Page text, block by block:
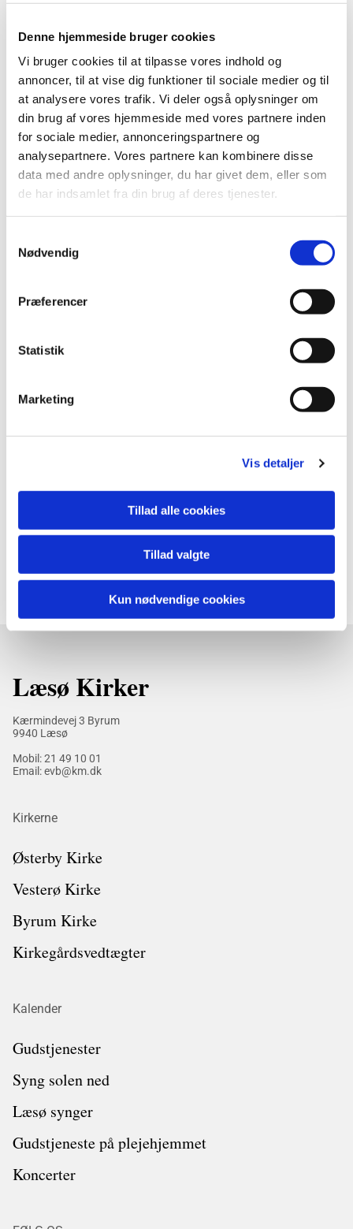
Denne hjemmeside bruger cookies
Vi bruger cookies til at tilpasse vores indhold og
annoncer, til at vise dig funktioner til sociale medier og til
at analysere vores trafik. Vi deler også oplysninger om
din brug af vores hjemmeside med vores partnere inden
for sociale medier, annonceringspartnere og
analysepartnere. Vores partnere kan kombinere disse
data med andre oplysninger, du har givet dem, eller som
de har indsamlet fra din brug af deres tjenester.
Nødvendig
Præferencer
Statistik
Marketing
Vis detaljer
Tillad alle cookies
Tillad valgte
Kun nødvendige cookies
Du vil måske også kunne
lide...
Læsø Kirker
Kærmindevej 3 Byrum
9940 Læsø
Mobil:21 49 10 01
Email: evb@km.dk
Kirkerne
Østerby Kirke
Vesterø Kirke
Byrum Kirke
Kirkegårdsvedtægter
Kalender
Gudstjenester
Syng solen ned
Læsø synger
Gudstjeneste på plejehjemmet
Koncerter